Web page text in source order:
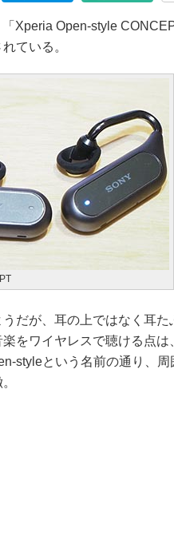
Xperia Open-style
ている。
だが、耳の上ではなく耳た
をワイヤレスで聴ける点は
styleという名前の通り、周